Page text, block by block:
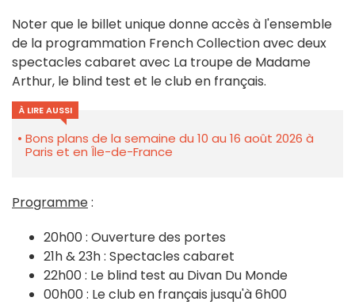
Noter que le billet unique donne accès à l'ensemble
de la programmation French Collection avec deux
spectacles cabaret avec La troupe de Madame
Arthur, le blind test et le club en français.
À LIRE AUSSI
Bons plans de la semaine du 10 au 16 août 2026 à
Paris et en Île-de-France
Programme:
20h00 : Ouverture des portes
21h & 23h : Spectacles cabaret
22h00 : Le blind test au Divan Du Monde
00h00 : Le club en français jusqu'à 6h00